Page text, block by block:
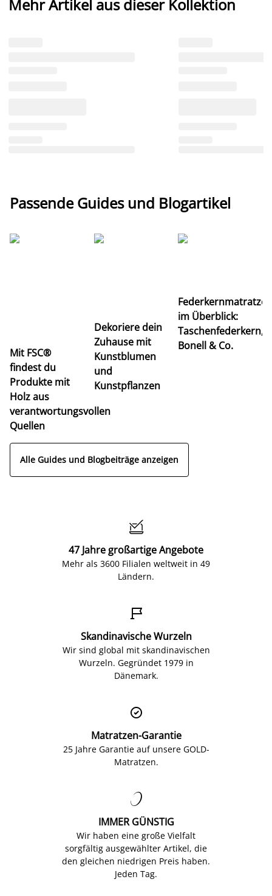
Mehr Artikel aus dieser Kollektion
Passende Guides und Blogartikel
Mit FSC®
findest du
Produkte mit
Holz aus
verantwortungsvollen
Quellen
Dekoriere dein
Zuhause mit
Kunstblumen
und
Kunstpflanzen
im Überblick:
Taschenfederkern,
Bonell & Co.
Alle Guides und Blogbeiträge anzeigen

47 Jahre großartige Angebote
Mehr als 3600 Filialen weltweit in 49
Ländern.

Skandinavische Wurzeln
Wir sind global mit skandinavischen
Wurzeln. Gegründet 1979 in
Dänemark.

Matratzen-Garantie
25 Jahre Garantie auf unsere GOLD-
Matratzen.

IMMER GÜNSTIG
Wir haben eine große Vielfalt
sorgfältig ausgewählter Artikel, die
den gleichen niedrigen Preis haben.
Jeden Tag.